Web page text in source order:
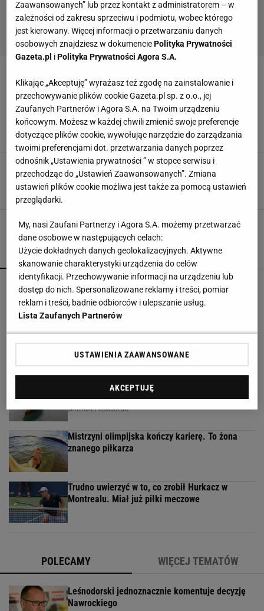
Camille Lacourt-Chad le Clos -Chris Mears-Lilly King
Missy Franklin
RYAN MURPHY
Sceny na igrzyskach! Odbierał medal i nagle
jeszcze lepsza wiadomość
Bartosz Królikowski, 30 LIPCA 2024, 20:56
Czerniak najlepszy motylem, Kawęcki drugi
grzbietem
12 CZERWCA 2014, 01:25
POPULARNE NAJNOWSZE
Wielki bieg Anastazji Kuś na 400 metrów. Polka
mistrzynią świata juniorek!
Rozstrzygnęli mecz Igi Świątek z Kostiuk. Koniec
w trzech setach
Północna brama gazowa. Jak Polska buduje
nową architekturę energetyczną regionu
MATERIAŁ PROMOCYJNY
Mistrzyni olimpijska kończy karierę. To żona
znanego piłkarza
Trudno uwierzyć w to, co zrobił Hurkacz w
Montrealu. Miał już piłki meczowe
POLECAMY WIĘCEJ TEMATÓW
Leśnodorski jednoznacznie komentuje decyzję
Nawrockiego
Zaawansowanych” lub przez kontakt z administratorem – w
zależności od zakresu sprzeciwu i podmiotu, wobec którego
jest kierowany. Więcej informacji o przetwarzaniu danych
osobowych znajdziesz w dokumenciePolityka Prywatności
Gazeta.pl iPolityka Prywatności Agora S.A.
Klikając „Akceptuję” wyrażasz też zgodę na zainstalowanie i
przechowywanie plików cookie Gazeta.pl sp. z o.o., jej
Zaufanych Partnerów i Agora S.A. na Twoim urządzeniu
końcowym. Możesz w każdej chwili zmienić swoje preferencje
dotyczące plików cookie, wywołując narzędzie do zarządzania
twoimi preferencjami dot. przetwarzania danych poprzez
odnośnik „Ustawienia prywatności ” w stopce serwisu i
przechodząc do „Ustawień Zaawansowanych”. Zmiana
ustawień plików cookie możliwa jest także za pomocą ustawień
przeglądarki.
My, nasi Zaufani Partnerzy i Agora S.A. możemy przetwarzać
dane osobowe w następujących celach:
Użycie dokładnych danych geolokalizacyjnych. Aktywne
skanowanie charakterystyki urządzenia do celów
identyfikacji. Przechowywanie informacji na urządzeniu lub
dostęp do nich. Spersonalizowane reklamy i treści, pomiar
reklam i treści, badnie odbiorców i ulepszanie usług.
Lista Zaufanych Partnerów
USTAWIENIA ZAAWANSOWANE
AKCEPTUJĘ